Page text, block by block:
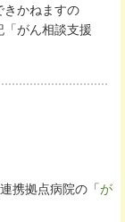
きかねますの
がん相談支援
携拠点病院の「が